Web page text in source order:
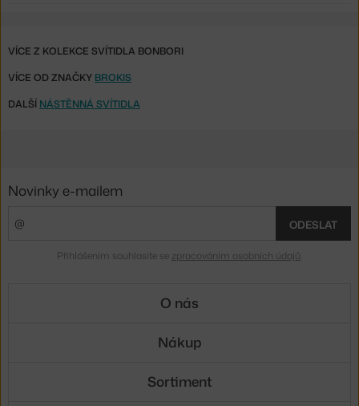
VÍCE Z KOLEKCE SVÍTIDLA BONBORI
VÍCE OD ZNAČKY BROKIS
DALŠÍ NÁSTĚNNÁ SVÍTIDLA
Novinky e-mailem
ODESLAT
Přihlášením souhlasíte se zpracováním osobních údajů
O nás
Nákup
Sortiment